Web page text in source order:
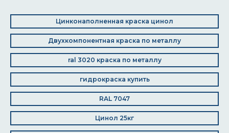
Цинконаполненная краска цинол
Двухкомпонентная краска по металлу
ral 3020 краска по металлу
гидрокраска купить
RAL 7047
Цинол 25кг